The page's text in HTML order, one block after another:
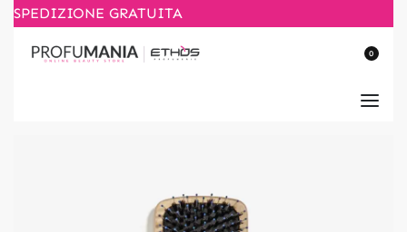
SPEDIZIONE GRATUITA
0